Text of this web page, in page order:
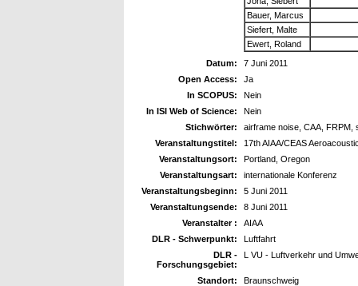
Bauer, Marcus
Siefert, Malte
Ewert, Roland
Datum:
7 Juni 2011
Open Access:
Ja
In SCOPUS:
Nein
In ISI Web of Science:
Nein
Stichwörter:
airframe noise, CAA, FRPM,
Veranstaltungstitel:
17th AIAA/CEAS
Veranstaltungsort:
Portland, Oregon
Veranstaltungsart:
internationale Konferenz
Veranstaltungsbeginn:
5 Juni 2011
Veranstaltungsende:
8 Juni 2011
Veranstalter :
AIAA
DLR - Schwerpunkt:
Luftfahrt
DLR -
Forschungsgebiet:
L VU - Luftverkehr und
Standort:
Braunschweig